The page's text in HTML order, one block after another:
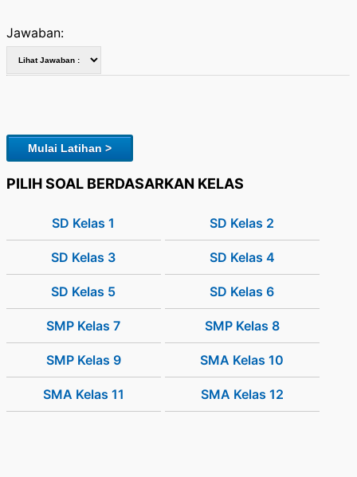
Jawaban:
Mulai Latihan >
PILIH SOAL BERDASARKAN KELAS
SD Kelas 1 SD Kelas 2
SD Kelas 3 SD Kelas 4
SD Kelas 5 SD Kelas 6
SMP Kelas 7 SMP Kelas 8
SMP Kelas 9 SMA Kelas 10
SMA Kelas 11 SMA Kelas 12